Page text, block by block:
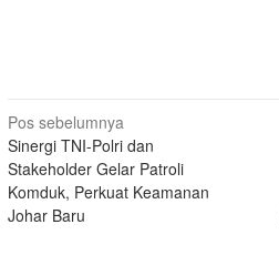
Navigasi
pos
Pos sebelumnya
Sinergi TNI-Polri dan
Stakeholder Gelar Patroli
Komduk, Perkuat Keamanan
Johar Baru